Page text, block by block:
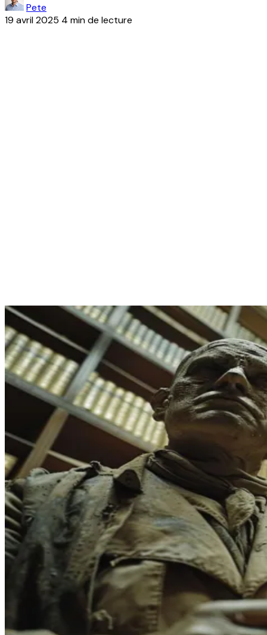
Pete
19 avril 2025 4 min de lecture